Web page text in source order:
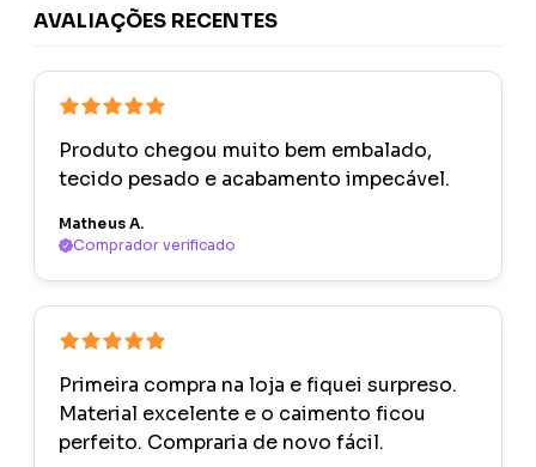
AVALIAÇÕES RECENTES
Produto chegou muito bem embalado,
tecido pesado e acabamento impecável.
Matheus A.
Comprador verificado
Primeira compra na loja e fiquei surpreso.
Material excelente e o caimento ficou
perfeito. Compraria de novo fácil.